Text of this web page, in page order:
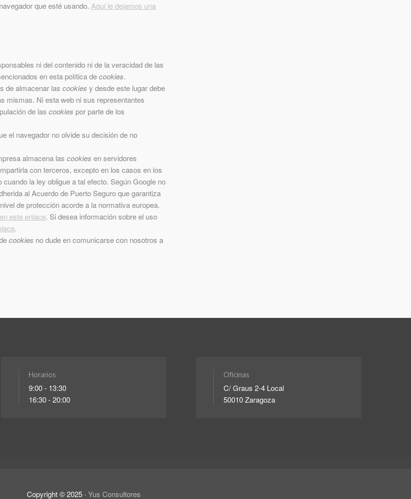
que esté usando. Aquí le dejamos una
ni del contenido ni de la veracidad de las
en esta política decookies.
de almacenar las cookies y desde este lugar debe
mismas. Ni esta web ni sus representantes
de las cookies por parte de los
el navegador no olvide su decisión de no
almacena las cookies en servidores
con terceros, excepto en los casos en los
la ley obligue a tal efecto. Según Google no
al Acuerdo de Puerto Seguro que garantiza
de protección acorde a la normativa europea.
en este enlace. Si desea información sobre el uso
.
cookies no dude en comunicarse con nosotros a
Horarios
9:00 - 13:30
16:30 - 20:00
Oficinas
C/ Graus 2-4 Local
50010 Zaragoza
Copyright ©2025 · Yus Consultores